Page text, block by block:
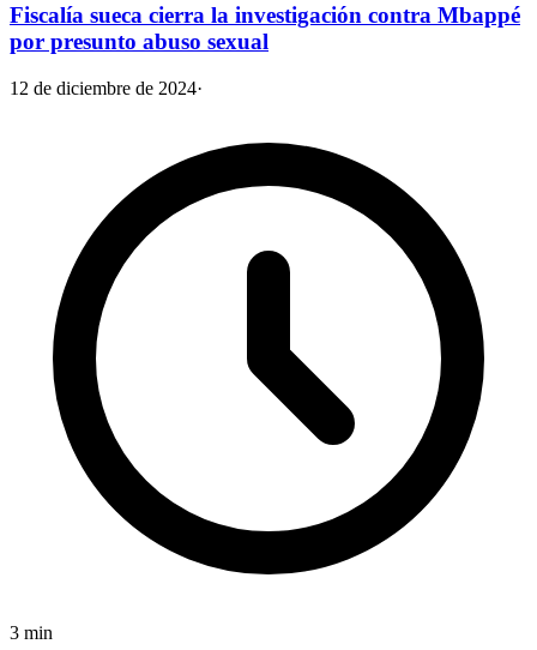
Fiscalía sueca cierra la investigación contra Mbappé
por presunto abuso sexual
12 de diciembre de 2024·
3 min